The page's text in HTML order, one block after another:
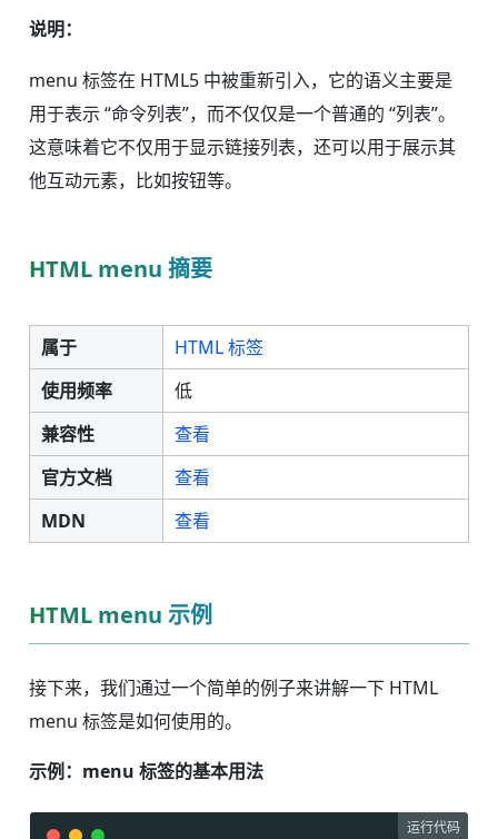
说明：
menu 标签在 HTML5 中被重新引入，它的语义主要是
用于表示 “命令列表”，而不仅仅是一个普通的 “列表”。
这意味着它不仅用于显示链接列表，还可以用于展示其
他互动元素，比如按钮等。
HTML menu 摘要
属于
HTML 标签
使用频率
低
兼容性
查看
官方文档
查看
MDN
查看
HTML menu 示例
接下来，我们通过一个简单的例子来讲解一下 HTML
menu 标签是如何使用的。
示例：menu 标签的基本用法
运行代码